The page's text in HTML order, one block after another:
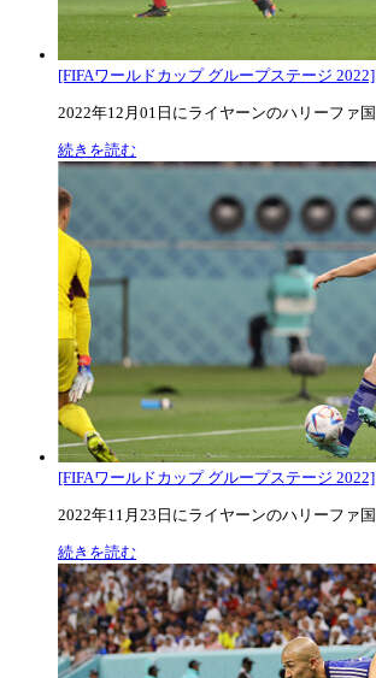
[FIFAワールドカップ グループステージ
2022年12月01日にライヤーンのハリーファ
続きを読む
[FIFAワールドカップ グループステージ
2022年11月23日にライヤーンのハリーファ
続きを読む